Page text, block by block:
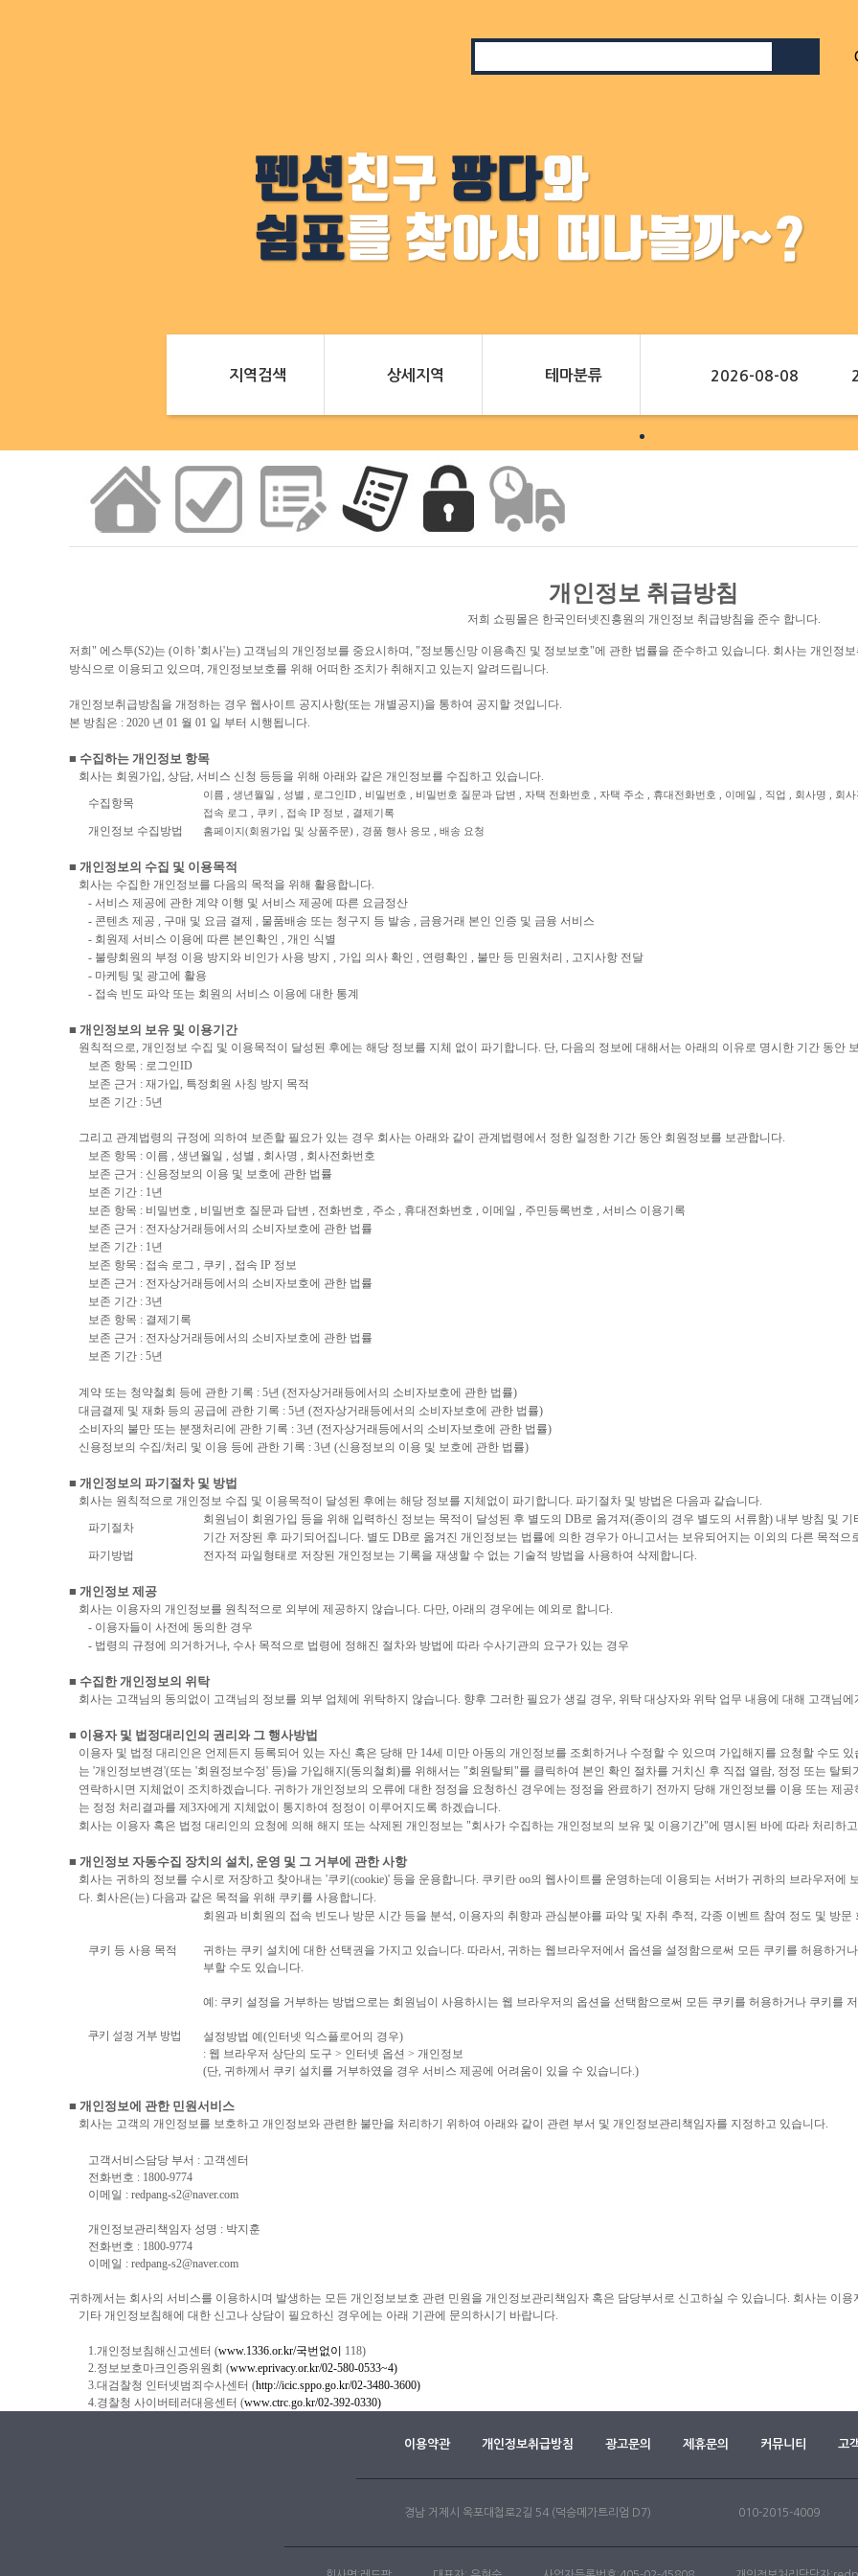
개인정보 취급방침
저희 쇼핑몰은 한국인터넷진흥원의 개인정보 취급방침을 준수 합니다.
저희" 에스투(S2)는 (이하 '회사'는) 고객님의 개인정보를 중요시하며, "정보통신망 이용촉진 및 정보보호"에 관한 법률을 준수하고 있습니다. 회사는 개인정
방식으로 이용되고 있으며, 개인정보보호를 위해 어떠한 조치가 취해지고 있는지 알려드립니다.
개인정보취급방침을 개정하는 경우 웹사이트 공지사항(또는 개별공지)을 통하여 공지할 것입니다.
본 방침은 : 2020 년 01 월 01 일 부터 시행됩니다.
■ 수집하는 개인정보 항목
회사는 회원가입, 상담, 서비스 신청 등등을 위해 아래와 같은 개인정보를 수집하고 있습니다.
수집항목
이름 , 생년월일 , 성별 , 로그인ID , 비밀번호 , 비밀번호 질문과 답변 , 자택 전화번호 , 자택 주소 , 휴대전화번호 , 이메일 , 직업 , 회사명 , 회
접속 로그 , 쿠키 , 접속 IP 정보 , 결제기록
개인정보 수집방법 홈페이지(회원가입 및 상품주문) , 경품 행사 응모 , 배송 요청
■ 개인정보의 수집 및 이용목적
회사는 수집한 개인정보를 다음의 목적을 위해 활용합니다.
- 서비스 제공에 관한 계약 이행 및 서비스 제공에 따른 요금정산
- 콘텐츠 제공 , 구매 및 요금 결제 , 물품배송 또는 청구지 등 발송 , 금융거래 본인 인증 및 금융 서비스
- 회원제 서비스 이용에 따른 본인확인 , 개인 식별
- 불량회원의 부정 이용 방지와 비인가 사용 방지 , 가입 의사 확인 , 연령확인 , 불만 등 민원처리 , 고지사항 전달
- 마케팅 및 광고에 활용
- 접속 빈도 파악 또는 회원의 서비스 이용에 대한 통계
■ 개인정보의 보유 및 이용기간
원칙적으로, 개인정보 수집 및 이용목적이 달성된 후에는 해당 정보를 지체 없이 파기합니다. 단, 다음의 정보에 대해서는 아래의 이유로 명시한 기간 동안
보존 항목 : 로그인ID
보존 근거 : 재가입, 특정회원 사칭 방지 목적
보존 기간 : 5년
그리고 관계법령의 규정에 의하여 보존할 필요가 있는 경우 회사는 아래와 같이 관계법령에서 정한 일정한 기간 동안 회원정보를 보관합니다.
보존 항목 : 이름 , 생년월일 , 성별 , 회사명 , 회사전화번호
보존 근거 : 신용정보의 이용 및 보호에 관한 법률
보존 기간 : 1년
보존 항목 : 비밀번호 , 비밀번호 질문과 답변 , 전화번호 , 주소 , 휴대전화번호 , 이메일 , 주민등록번호 , 서비스 이용기록
보존 근거 : 전자상거래등에서의 소비자보호에 관한 법률
보존 기간 : 1년
보존 항목 : 접속 로그 , 쿠키 , 접속 IP 정보
보존 근거 : 전자상거래등에서의 소비자보호에 관한 법률
보존 기간 : 3년
보존 항목 : 결제기록
보존 근거 : 전자상거래등에서의 소비자보호에 관한 법률
보존 기간 : 5년
계약 또는 청약철회 등에 관한 기록 : 5년 (전자상거래등에서의 소비자보호에 관한 법률)
대금결제 및 재화 등의 공급에 관한 기록 : 5년 (전자상거래등에서의 소비자보호에 관한 법률)
소비자의 불만 또는 분쟁처리에 관한 기록 : 3년 (전자상거래등에서의 소비자보호에 관한 법률)
신용정보의 수집/처리 및 이용 등에 관한 기록 : 3년 (신용정보의 이용 및 보호에 관한 법률)
■ 개인정보의 파기절차 및 방법
회사는 원칙적으로 개인정보 수집 및 이용목적이 달성된 후에는 해당 정보를 지체없이 파기합니다. 파기절차 및 방법은 다음과 같습니다.
파기절차
회원님이 회원가입 등을 위해 입력하신 정보는 목적이 달성된 후 별도의 DB로 옮겨져(종이의 경우 별도의 서류함) 내부 방침 및
기간 저장된 후 파기되어집니다. 별도 DB로 옮겨진 개인정보는 법률에 의한 경우가 아니고서는 보유되어지는 이외의 다른 목적으
파기방법
전자적 파일형태로 저장된 개인정보는 기록을 재생할 수 없는 기술적 방법을 사용하여 삭제합니다.
■ 개인정보 제공
회사는 이용자의 개인정보를 원칙적으로 외부에 제공하지 않습니다. 다만, 아래의 경우에는 예외로 합니다.
- 이용자들이 사전에 동의한 경우
- 법령의 규정에 의거하거나, 수사 목적으로 법령에 정해진 절차와 방법에 따라 수사기관의 요구가 있는 경우
■ 수집한 개인정보의 위탁
회사는 고객님의 동의없이 고객님의 정보를 외부 업체에 위탁하지 않습니다. 향후 그러한 필요가 생길 경우, 위탁 대상자와 위탁 업무 내용에 대해 고객님
■ 이용자 및 법정대리인의 권리와 그 행사방법
이용자 및 법정 대리인은 언제든지 등록되어 있는 자신 혹은 당해 만 14세 미만 아동의 개인정보를 조회하거나 수정할 수 있으며 가입해지를 요청할 수도
는 '개인정보변경'(또는 '회원정보수정' 등)을 가입해지(동의철회)를 위해서는 "회원탈퇴"를 클릭하여 본인 확인 절차를 거치신 후 직접 열람, 정정 또는 탈퇴
연락하시면 지체없이 조치하겠습니다. 귀하가 개인정보의 오류에 대한 정정을 요청하신 경우에는 정정을 완료하기 전까지 당해 개인정보를 이용 또는 제
는 정정 처리결과를 제3자에게 지체없이 통지하여 정정이 이루어지도록 하겠습니다.
회사는 이용자 혹은 법정 대리인의 요청에 의해 해지 또는 삭제된 개인정보는 "회사가 수집하는 개인정보의 보유 및 이용기간"에 명시된 바에 따라 처리하
■ 개인정보 자동수집 장치의 설치, 운영 및 그 거부에 관한 사항
회사는 귀하의 정보를 수시로 저장하고 찾아내는 '쿠키(cookie)' 등을 운용합니다. 쿠키란 oo의 웹사이트를 운영하는데 이용되는 서버가 귀하의 브라우저에
다. 회사은(는) 다음과 같은 목적을 위해 쿠키를 사용합니다.
쿠키 등 사용 목적
회원과 비회원의 접속 빈도나 방문 시간 등을 분석, 이용자의 취향과 관심분야를 파악 및 자취 추적, 각종 이벤트 참여 정도 및 방
귀하는 쿠키 설치에 대한 선택권을 가지고 있습니다. 따라서, 귀하는 웹브라우저에서 옵션을 설정함으로써 모든 쿠키를 허용하거
부할 수도 있습니다.
쿠키 설정 거부 방법
예: 쿠키 설정을 거부하는 방법으로는 회원님이 사용하시는 웹 브라우저의 옵션을 선택함으로써 모든 쿠키를 허용하거나 쿠키를
설정방법 예(인터넷 익스플로어의 경우)
: 웹 브라우저 상단의 도구 > 인터넷 옵션 > 개인정보
(단, 귀하께서 쿠키 설치를 거부하였을 경우 서비스 제공에 어려움이 있을 수 있습니다.)
■ 개인정보에 관한 민원서비스
회사는 고객의 개인정보를 보호하고 개인정보와 관련한 불만을 처리하기 위하여 아래와 같이 관련 부서 및 개인정보관리책임자를 지정하고 있습니다.
고객서비스담당 부서 : 고객센터
전화번호 : 1800-9774
이메일 :​ redpang-s2@naver.com
개인정보관리책임자 성명 : 박지훈
전화번호 : 1800-9774
이메일 : redpang-s2@naver.com
귀하께서는 회사의 서비스를 이용하시며 발생하는 모든 개인정보보호 관련 민원을 개인정보관리책임자 혹은 담당부서로 신고하실 수 있습니다. 회사는 이
기타 개인정보침해에 대한 신고나 상담이 필요하신 경우에는 아래 기관에 문의하시기 바랍니다.
1.개인정보침해신고센터 (www.1336.or.kr/국번없이
118)
2.정보보호마크인증위원회 (www.eprivacy.or.kr/02-580-0533~4)
3.대검찰청 인터넷범죄수사센터 (http://icic.sppo.go.kr/02-3480-3600)
4.경찰청 사이버테러대응센터 (www.ctrc.go.kr/02-392-0330)
이용약관 개인정보취급방침 광고문의 제휴문의 커뮤니티 고
경남 거제시 옥포대첩로2길 54 (덕승메가트리엄 D7) 010-2015-4009